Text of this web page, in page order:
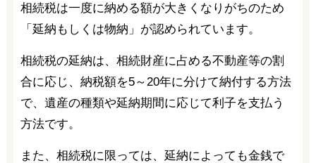
相続税は一度に納める額が大きくなりがちのため
「延納もしくは物納」が認められています。
相続税の延納は、相続財産に占める不動産等の割
合に応じ、納税額を5～20年に分けて納付する方法
で、遺産の種類や延納期間に応じて利子を支払う
方法です。
また、相続税に限っては、延納によっても金銭で